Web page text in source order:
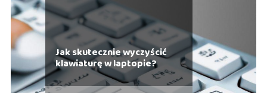
Jak skutecznie wyczyścić
klawiaturę w laptopie?